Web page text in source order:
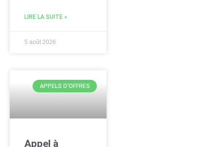
LIRE LA SUITE »
5 août 2026
APPELS D'OFFRES
Appel à